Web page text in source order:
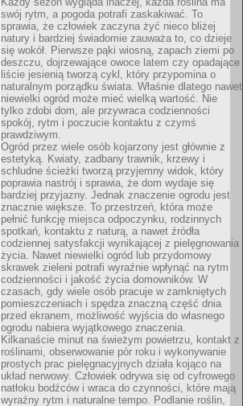
swój rytm, a pogoda potrafi zaskakiwać. To
sprawia, że człowiek zaczyna żyć nieco bliżej
natury i bardziej świadomie zauważa to, co dzieje
się wokół. Pierwsze pąki wiosną, zapach ziemi po
deszczu, dojrzewające owoce latem czy opadające
liście jesienią tworzą cykl, który przypomina o
naturalnym porządku świata. Właśnie dlatego nawet
niewielki ogród może mieć wielką wartość. Nie
tylko zdobi dom, ale przywraca codzienności
spokój, rytm i poczucie kontaktu z czymś
prawdziwym.
Ogród przez wiele osób kojarzony jest głównie z
estetyką. Kwiaty, zadbany trawnik, krzewy i
schludne ścieżki tworzą przyjemny widok, który
poprawia nastrój i sprawia, że dom wydaje się
bardziej przyjazny. Jednak znaczenie ogrodu jest
znacznie większe. To przestrzeń, która może
pełnić funkcję miejsca odpoczynku, rodzinnych
spotkań, kontaktu z naturą, a nawet źródła
codziennej satysfakcji wynikającej z pielęgnowania
życia. Nawet niewielki ogród lub przydomowy
skrawek zieleni potrafi wyraźnie wpłynąć na rytm
codzienności i jakość życia domowników. W
czasach, gdy wiele osób pracuje w zamkniętych
pomieszczeniach i spędza znaczną część dnia
przed ekranem, możliwość wyjścia do własnego
ogrodu nabiera wyjątkowego znaczenia.
Kilkanaście minut na świeżym powietrzu, kontakt z
roślinami, obserwowanie pór roku i wykonywanie
prostych prac pielęgnacyjnych działa kojąco na
układ nerwowy. Człowiek odrywa się od cyfrowego
natłoku bodźców i wraca do czynności, które mają
wyraźny rytm i naturalne tempo. Podlanie roślin,